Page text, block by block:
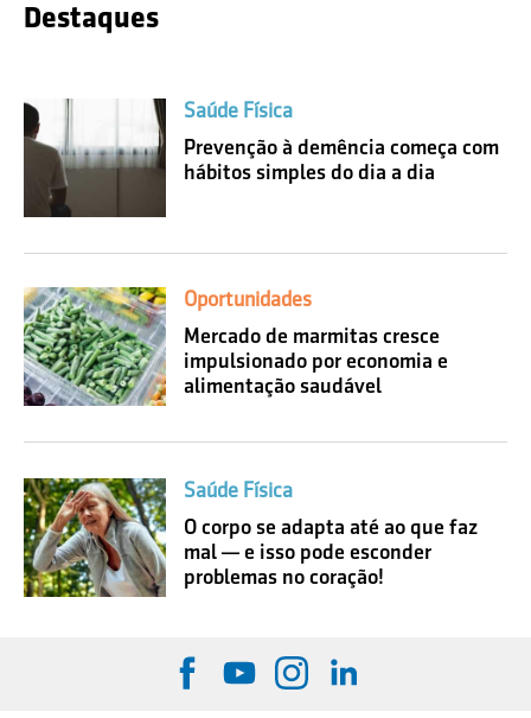
Destaques
Saúde Física
Prevenção à demência começa com
hábitos simples do dia a dia
Oportunidades
Mercado de marmitas cresce
impulsionado por economia e
alimentação saudável
Saúde Física
O corpo se adapta até ao que faz
mal — e isso pode esconder
problemas no coração!